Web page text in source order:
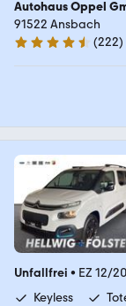
Autohaus Oppel
91522 Ansbach
4.5 Sterne
(222)
Unfallfrei • EZ 12/
Keyless